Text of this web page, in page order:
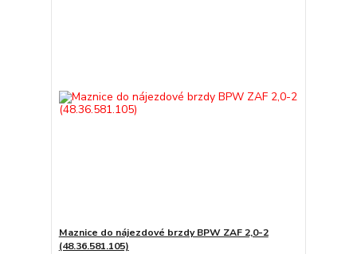
Maznice do nájezdové brzdy BPW ZAF 2,0-2
(48.36.581.105)